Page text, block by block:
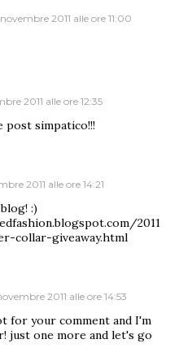
novembre 2011 alle ore 11:00
2011 alle ore 12:35
post simpatico!!!
2011 alle ore 14:21
:)
2011
collar-giveaway.html
2011 alle ore 14:53
for your comment and I'm
just one more and let's go